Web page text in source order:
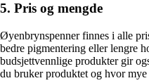
5. Pris og mengde
Øyenbrynspenner finnes i alle
bedre pigmentering eller lengre
budsjettvennlige produkter gir
du bruker produktet og hvor